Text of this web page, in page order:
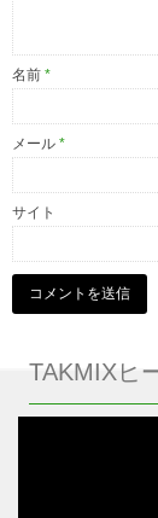
名前 *
メール *
サイト
TAKMIXヒ